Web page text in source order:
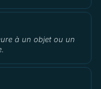
à un objet ou un